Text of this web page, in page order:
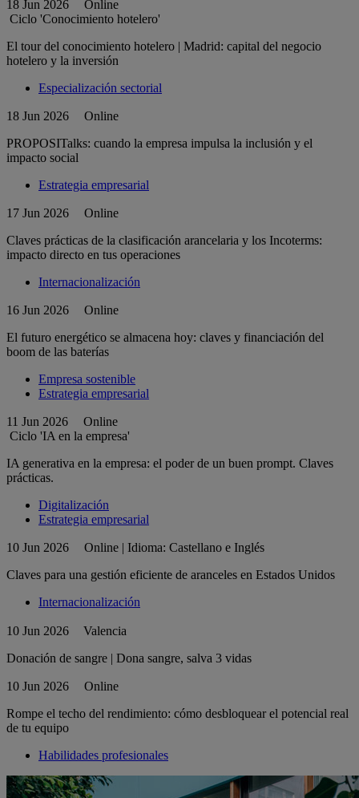
18 Jun 2026
Online
Ciclo 'Conocimiento hotelero'
El tour del conocimiento hotelero | Madrid: capital del negocio
hotelero y la inversión
Especialización sectorial
18 Jun 2026
Online
PROPOSITalks: cuando la empresa impulsa la inclusión y el
impacto social
Estrategia empresarial
17 Jun 2026
Online
Claves prácticas de la clasificación arancelaria y los Incoterms:
impacto directo en tus operaciones
Internacionalización
16 Jun 2026
Online
El futuro energético se almacena hoy: claves y financiación del
boom de las baterías
Empresa sostenible
Estrategia empresarial
11 Jun 2026
Online
Ciclo 'IA en la empresa'
IA generativa en la empresa: el poder de un buen prompt. Claves
prácticas.
Digitalización
Estrategia empresarial
10 Jun 2026
Online | Idioma: Castellano e Inglés
Claves para una gestión eficiente de aranceles en Estados Unidos
Internacionalización
10 Jun 2026
Valencia
Donación de sangre | Dona sangre, salva 3 vidas
10 Jun 2026
Online
Rompe el techo del rendimiento: cómo desbloquear el potencial real
de tu equipo
Habilidades profesionales